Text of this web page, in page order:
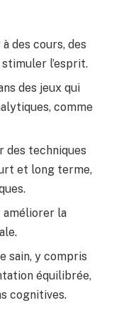
des cours, des
l’esprit.
des jeux qui
comme
des techniques
et long terme,
améliorer la
sain, y compris
équilibrée,
cognitives.